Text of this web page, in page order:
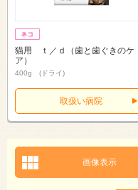
猫用 ｔ／ｄ（歯と歯ぐきのケ
ア）
400g (ドライ)
取扱い病院
画像表示